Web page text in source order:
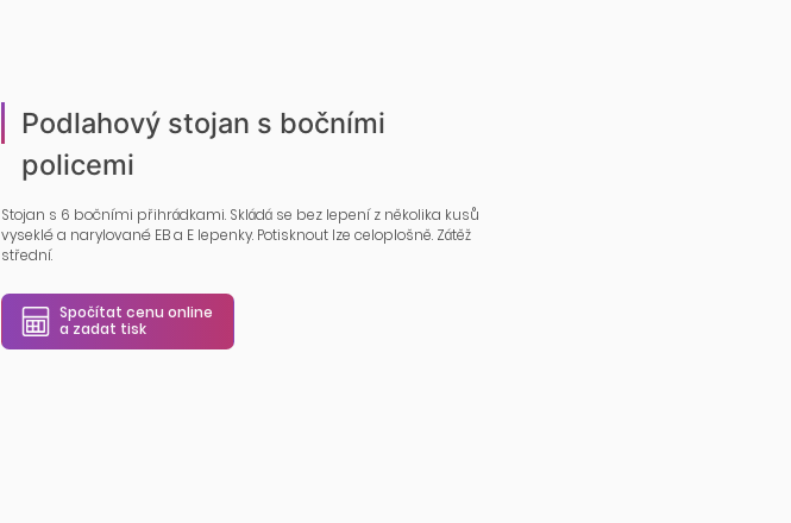
Podlahový stojan s bočními
policemi
Stojan s 6 bočními přihrádkami. Skládá se bez lepení z několika kusů
vyseklé a narylované EB a E lepenky. Potisknout lze celoplošně. Zátěž
střední.
Spočítat cenu online
a zadat tisk